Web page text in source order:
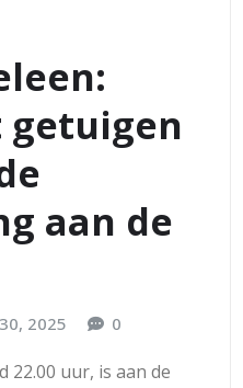
getuigen
aan de
2025 0
22.00 uur, is aan de